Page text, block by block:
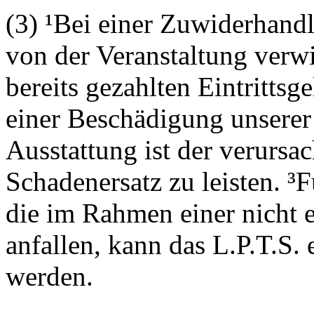
(3) ¹Bei einer
von der Veranstaltung
bereits gezahlten
einer Beschädigung
Ausstattung ist der
Schadenersatz zu leisten.
die im Rahmen einer nicht
anfallen, kann das
werden.